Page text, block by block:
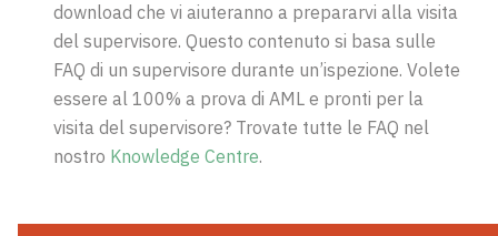
download che vi aiuteranno a prepararvi alla visita
del supervisore. Questo contenuto si basa sulle
FAQ di un supervisore durante un’ispezione. Volete
essere al 100% a prova di AML e pronti per la
visita del supervisore? Trovate tutte le FAQ nel
nostro Knowledge Centre.